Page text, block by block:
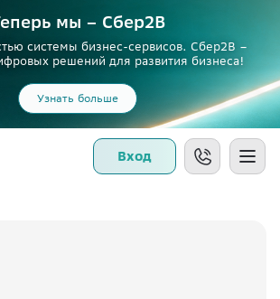
мы – Сбер2B
системы бизнес-сервисов. Сбер2В –
решений для развития бизнеса!
Узнать больше
Вход